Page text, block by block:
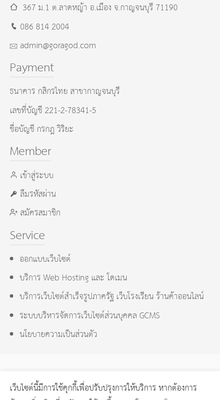
367 ม.1 ต.ลาดหญ้า อ.เมืองจ.กาญจนบุรี 71190
086 814 2004
admin@goragod.com
Payment
ธนาคาร กสิกรไทย สาขากาญจนบุรี
เลขที่บัญชี 221-2-78341-5
ชื่อบัญชี กรกฎ วิริยะ
Member
เข้าสู่ระบบ
ลืมรหัสผ่าน
สมัครสมาชิก
Service
ออกแบบเว็บไซต์
บริการ Web Hosting และ โดเมน
บริการเว็บไซต์สำเร็จรูปภาครัฐ เว็บโรงเรียน ร้านค้าออนไลน์
ระบบบริหารจัดการเว็บไซต์ส่วนบุคคล GCMS
นโยบายความเป็นส่วนตัว
GCMS Version 14.0.1 designed byKOTCHASAN.compage
เว็บไซต์นี้มีการใช้คุกกี้เพื่อปรับปรุงการให้บริการ หากต้องการ